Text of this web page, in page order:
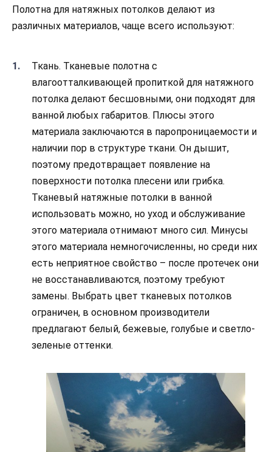
Полотна для натяжных потолков делают из
различных материалов, чаще всего используют:
Ткань. Тканевые полотна с
влагоотталкивающей пропиткой для натяжного
потолка делают бесшовными, они подходят для
ванной любых габаритов. Плюсы этого
материала заключаются в паропроницаемости и
наличии пор в структуре ткани. Он дышит,
поэтому предотвращает появление на
поверхности потолка плесени или грибка.
Тканевый натяжные потолки в ванной
использовать можно, но уход и обслуживание
этого материала отнимают много сил. Минусы
этого материала немногочисленны, но среди них
есть неприятное свойство – после протечек они
не восстанавливаются, поэтому требуют
замены. Выбрать цвет тканевых потолков
ограничен, в основном производители
предлагают белый, бежевые, голубые и светло-
зеленые оттенки.